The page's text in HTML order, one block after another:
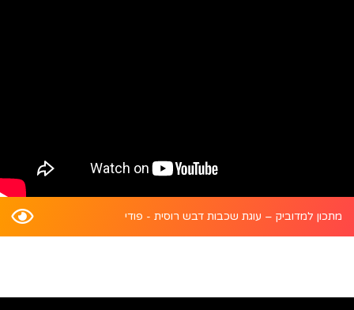
מתכון למדוביק – עוגת שכבות דבש רוסית - פודי